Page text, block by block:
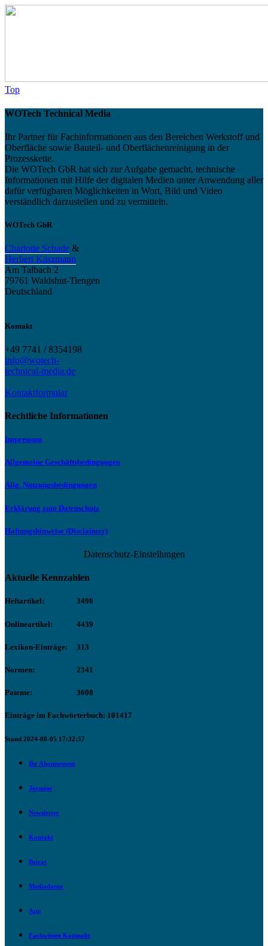
Top
WOTech Technical Media
Ihr Partner für Fachinformationen aus den Bereichen Werkstoff und
Oberfläche sowie Bauteil- und Oberflächenreinigung in der
Prozesskette.
Die WOTech GbR hat sich zur Aufgabe gemacht, technische
Informationen mit Hilfe der digitalen Medien unter Anwendung aller
dafür verfügbaren Möglichkeiten in Wort, Bild und Video
verständlich darzustellen und zu vermitteln.
WOTech GbR
Charlotte Schade &
Herbert Käszmann
Am Talbach 2
79761 Waldshut-Tiengen
Deutschland
Kontakt
+49 7741 / 8354198
info@wotech-
technical-media.de
Kontaktformular
Rechtliche Informationen
Impressum
Allgemeine Geschäftsbedingungen
Allg. Nutzungsbedingungen
Erklärung zum Datenschutz
Haftungshinweise (Disclaimer)
Datenschutz-Einstellungen
Aktuelle Kennzahlen
Heftartikel: 3496
Onlineartikel: 4439
Lexikon-Einträge: 313
Normen: 2341
Patente: 3608
Einträge im Fachwörterbuch: 101417
Stand 2024-08-05 17:32:57
Ihr Abonnement
Termine
Newsletter
Kontakt
Beirat
Mediadaten
App
Fachwissen Kompakt